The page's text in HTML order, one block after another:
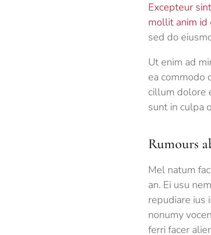
Excepteur
mollit anim id
sed do
Ut enim ad
ea commodo
cillum dolore
sunt in culpa
Rumours
Mel natum
an. Ei usu
repudiare ius
nonumy
ferri facer